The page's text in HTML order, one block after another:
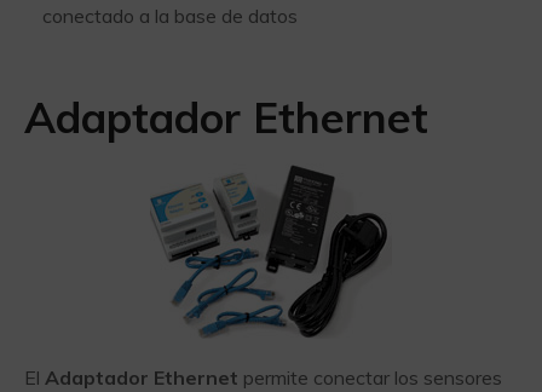
conectado a la base de datos
Adaptador Ethernet
El Adaptador Ethernet permite conectar los sensores